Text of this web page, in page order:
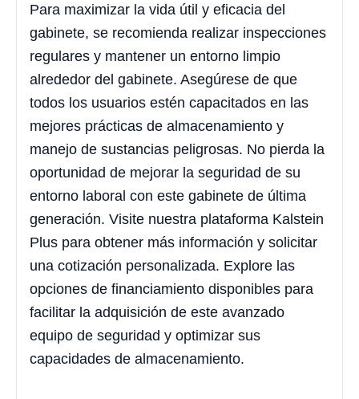
Para maximizar la vida útil y eficacia del
gabinete, se recomienda realizar inspecciones
regulares y mantener un entorno limpio
alrededor del gabinete. Asegúrese de que
todos los usuarios estén capacitados en las
mejores prácticas de almacenamiento y
manejo de sustancias peligrosas. No pierda la
oportunidad de mejorar la seguridad de su
entorno laboral con este gabinete de última
generación. Visite nuestra plataforma Kalstein
Plus para obtener más información y solicitar
una cotización personalizada. Explore las
opciones de financiamiento disponibles para
facilitar la adquisición de este avanzado
equipo de seguridad y optimizar sus
capacidades de almacenamiento.